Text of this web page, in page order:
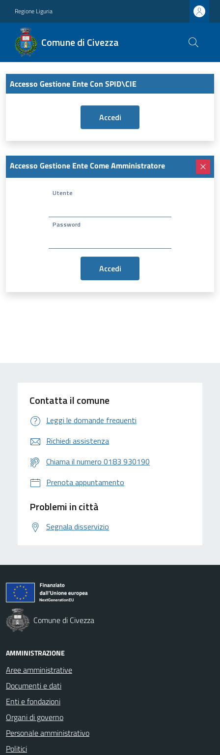
Regione Liguria
Comune di Civezza
Accesso Gestione Ente Con SPID\CIE
Accesso Gestione Ente Come Amministratore
Utente
Password
Contatta il comune
Leggi le domande frequenti
Richiedi assistenza
Chiama il numero 0183 930190
Prenota appuntamento
Problemi in città
Segnala disservizio
Comune di Civezza
AMMINISTRAZIONE
Aree amministrative
Documenti e dati
Enti e fondazioni
Organi di governo
Personale amministrativo
Politici